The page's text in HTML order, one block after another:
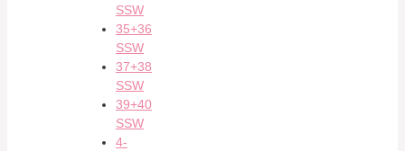
SSW
35+36
SSW
37+38
SSW
39+40
SSW
4-